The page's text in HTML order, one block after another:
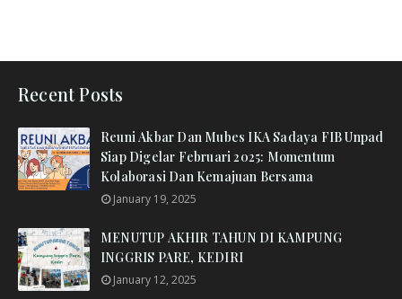
Recent Posts
Reuni Akbar Dan Mubes IKA Sadaya FIB Unpad
Siap Digelar Februari 2025: Momentum
Kolaborasi Dan Kemajuan Bersama
January 19, 2025
MENUTUP AKHIR TAHUN DI KAMPUNG
INGGRIS PARE, KEDIRI
January 12, 2025